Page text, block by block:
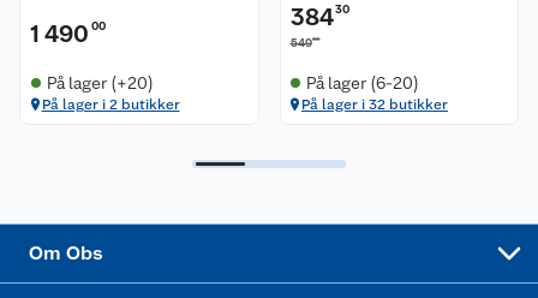
1 490 00
På lager (+20)
På lager i 2 butikker
38430
54900
På lager (6-20)
På lager i 32 butikker
Om Obs
Kjøpsvilkår
Klikk og hent
Festdrakter til hele familien
Hagemøbler og utemøbler